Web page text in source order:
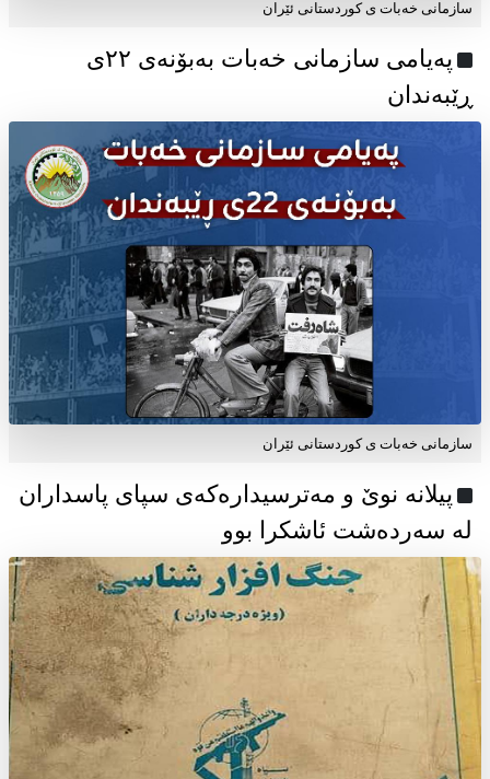
سازمانی خەبات ی کوردستانی ئێران
پەیامی سازمانی خەبات بەبۆنەی ۲۲ی
ڕێبەندان
سازمانی خەبات ی كوردستانی ئێران
پیلانە نوێ و مەترسیدارەکەی سپای پاسداران
لە سەردەشت ئاشکرا بوو